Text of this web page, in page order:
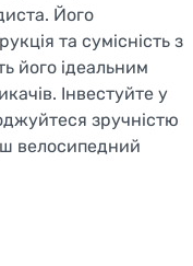
Його
та сумісність з
його ідеальним
Інвестуйте у
зручністю
велосипедний